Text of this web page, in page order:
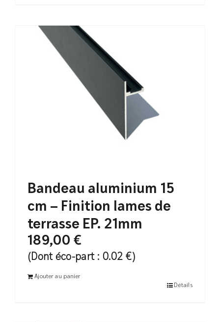
Bandeau aluminium 15
cm – Finition lames de
terrasse EP. 21mm
189,00 €
(Dont éco-part : 0.02 €)
Ajouter au panier
Détails